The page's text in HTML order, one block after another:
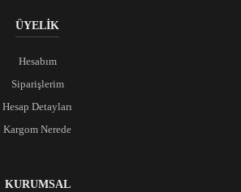
ÜYELİK
Hesabım
Siparişlerim
Hesap Detayları
Kargom Nerede
KURUMSAL